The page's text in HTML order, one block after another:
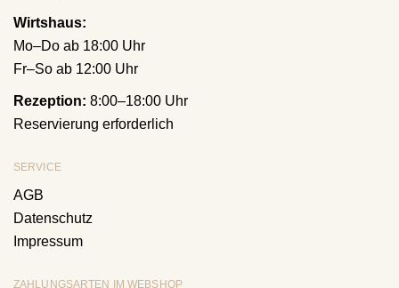
Wirtshaus:
Mo–Do ab 18:00 Uhr
Fr–So ab 12:00 Uhr
Rezeption: 8:00–18:00 Uhr
Reservierung erforderlich
SERVICE
AGB
Datenschutz
Impressum
ZAHLUNGSARTEN IM WEBSHOP